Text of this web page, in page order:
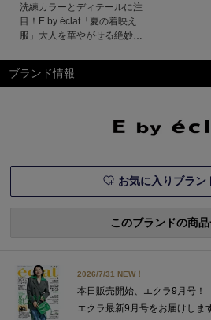
洗練カラーとディテールに注
目！E by éclat「夏の着映え
服」大人を華やがせる絶妙な
バーする優秀ディテールが光
るE by éclatの盛夏アイテ
着映え力に注目だ。特集ペー
ジ掲載一覧エクラ7・8月合併
ブランド情報
お気に入りブラン
このブランドの商
2026/7/31 NEW！
本日販売開始、エクラ9月号！
エクラ最新9月号をお届けしま